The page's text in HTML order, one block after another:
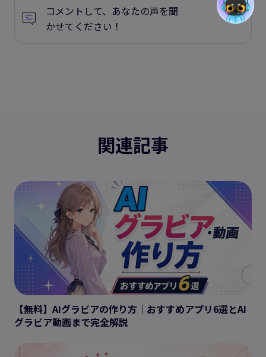
コメントして、あなたの声を聞
かせてください！
関連記事
【無料】AIグラビアの作り方｜おすすめアプリ6選とAI
グラビア動画まで完全解説